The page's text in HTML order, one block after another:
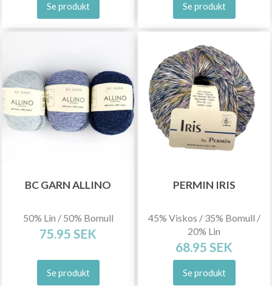
Se produkt Se produkt
BC GARN ALLINO
50% Lin / 50% Bomull
75.95 SEK
Se produkt
PERMIN IRIS
45% Viskos / 35% Bomull /
20% Lin
68.95 SEK
Se produkt
Spara upp till 50%!
Bli en del av vår garn-gemenskap och få
exklusiv tillgång till inspirerande